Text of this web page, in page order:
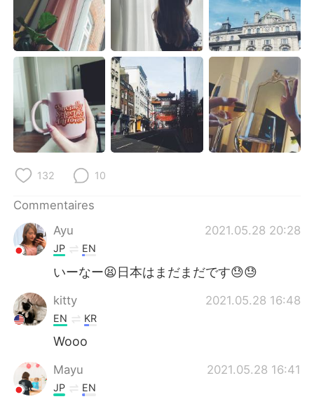
Indonesia Italiano
Türkçe Tiếng Việt
Português
132 10
Commentaires
Ayu
2021.05.28 20:28
JP EN
いーなー😫日本はまだまだです😓😓
kitty 2021.05.28 16:48
EN KR
Wooo
Mayu 2021.05.28 16:41
JP EN